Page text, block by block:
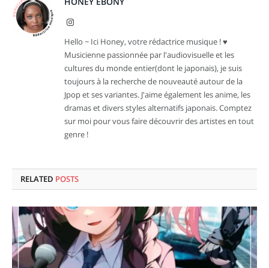
Instagram
Hello ~ Ici Honey, votre rédactrice musique ! ♥
Musicienne passionnée par l'audiovisuelle et les
cultures du monde entier(dont le japonais), je suis
toujours à la recherche de nouveauté autour de la
Jpop et ses variantes. J'aime également les anime, les
dramas et divers styles alternatifs japonais. Comptez
sur moi pour vous faire découvrir des artistes en tout
genre !
RELATED POSTS